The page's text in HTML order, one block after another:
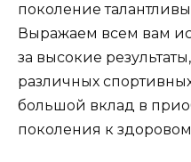
поколение
Выражаем всем вам
за высокие
различных
большой вклад в
поколения к